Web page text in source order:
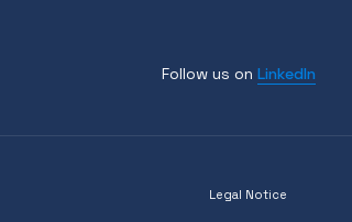
Follow us on LinkedIn
Legal Notice